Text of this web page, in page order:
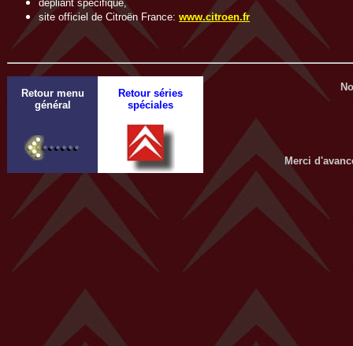
dépliant spécifique,
site officiel de Citroën France: www.citroen.fr
Retour menu
général
Retour séries
spéciales
Merci